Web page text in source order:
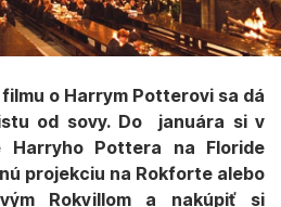
o Harrym Potterovi sa dá
od sovy. Do januára si v
Harryho Pottera na Floride
projekciu na Rokforte alebo
Rokvillom a nakúpiť si